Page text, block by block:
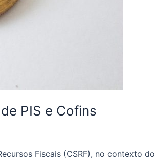
PIS e Cofins
Fiscais (CSRF), no contexto do